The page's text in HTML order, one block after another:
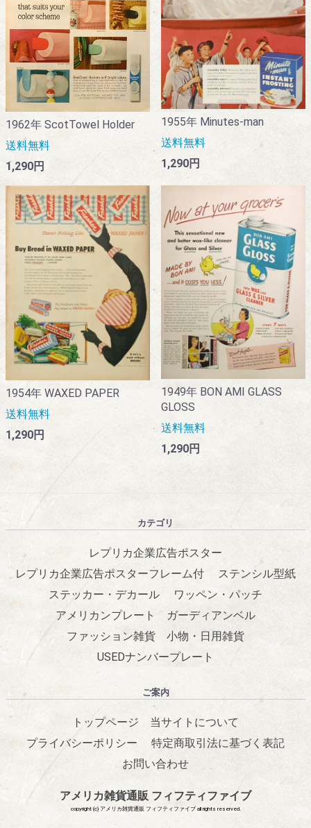
1962年 ScotTowel Holder
送料無料
1,290円
1955年 Minutes-man
送料無料
1,290円
1954年 WAXED PAPER
送料無料
1,290円
1949年 BON AMI GLASS
GLOSS
送料無料
1,290円
カテゴリ
レプリカ企業広告ポスター
レプリカ企業広告ポスターフレーム付
ステンシル型紙
ステッカー・デカール
ワッペン・パッチ
アメリカンプレート
ガーディアンベル
ファッション雑貨
小物・日用雑貨
USEDナンバープレート
ご案内
トップページ
当サイトについて
プライバシーポリシー
特定商取引法に基づく表記
お問い合わせ
アメリカ雑貨通販 フィフティファイブ
copyright (c) アメリカ雑貨通販 フィフティファイブ all rights reserved.